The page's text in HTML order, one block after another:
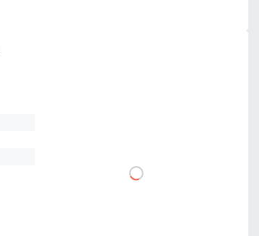
DO KOSZYKA